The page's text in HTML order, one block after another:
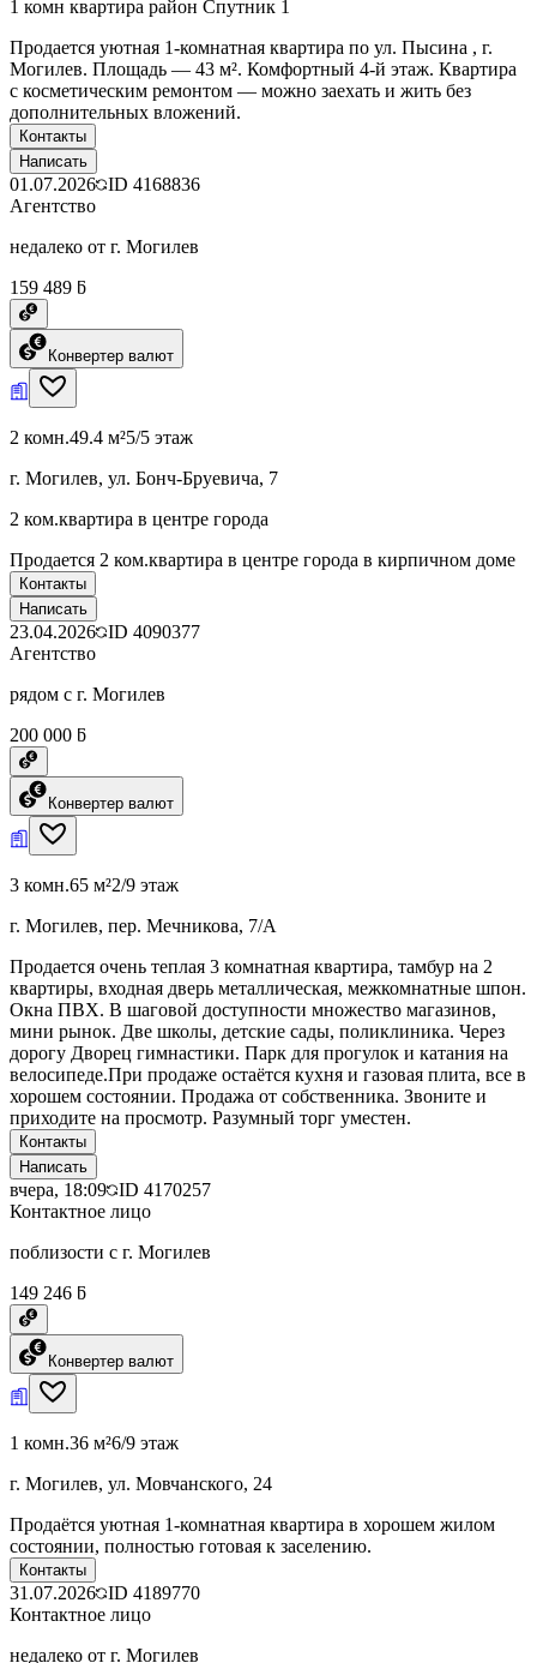
1 комн квартира район Спутник 1
Продается уютная 1-комнатная квартира по ул. Пысина , г.
Могилев. Площадь — 43 м². Комфортный 4-й этаж. Квартира
с косметическим ремонтом — можно заехать и жить без
дополнительных вложений.
Контакты
Написать
01.07.2026 ID 4168836
Агентство
недалеко от г. Могилев
159 489 ƃ
Конвертер валют
2 комн.49.4 м²5/5 этаж
г. Могилев, ул. Бонч-Бруевича, 7
2 ком.квартира в центре города
Продается 2 ком.квартира в центре города в кирпичном доме
Контакты
Написать
23.04.2026 ID 4090377
Агентство
рядом с г. Могилев
200 000 ƃ
Конвертер валют
3 комн.65 м²2/9 этаж
г. Могилев, пер. Мечникова, 7/А
Продается очень теплая 3 комнатная квартира, тамбур на 2
квартиры, входная дверь металлическая, межкомнатные шпон.
Окна ПВХ. В шаговой доступности множество магазинов,
мини рынок. Две школы, детские сады, поликлиника. Через
дорогу Дворец гимнастики. Парк для прогулок и катания на
велосипеде.При продаже остаётся кухня и газовая плита, все в
хорошем состоянии. Продажа от собственника. Звоните и
приходите на просмотр. Разумный торг уместен.
Контакты
Написать
вчера, 18:09 ID 4170257
Контактное лицо
поблизости с г. Могилев
149 246 ƃ
Конвертер валют
1 комн.36 м²6/9 этаж
г. Могилев, ул. Мовчанского, 24
Продаётся уютная 1-комнатная квартира в хорошем жилом
состоянии, полностью готовая к заселению.
Контакты
31.07.2026 ID 4189770
Контактное лицо
недалеко от г. Могилев